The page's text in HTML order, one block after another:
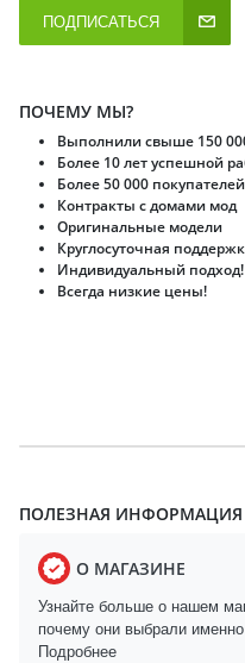
ПОДПИСАТЬСЯ
ПОЧЕМУ МЫ?
Выполнили свыше 150
Более 10 лет успешной
Более 50 000 покупателей
Контракты с домами мод
Оригинальные модели
Круглосуточная
Индивидуальный подход!
Всегда низкие цены!
ПОЛЕЗНАЯ ИНФОРМАЦИЯ
О МАГАЗИНЕ
Узнайте больше о нашем
почему они выбрали
Подробнее